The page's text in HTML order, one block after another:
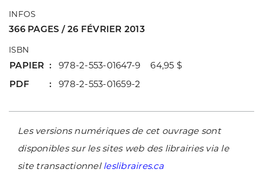
INFOS
366 PAGES / 26 FÉVRIER 2013
ISBN
PAPIER
978-2-553-01647-9 64,95 $
PDF
978-2-553-01659-2
Les versions numériques de cet ouvrage sont
disponibles sur les sites web des librairies via le
site transactionnelleslibraires.ca